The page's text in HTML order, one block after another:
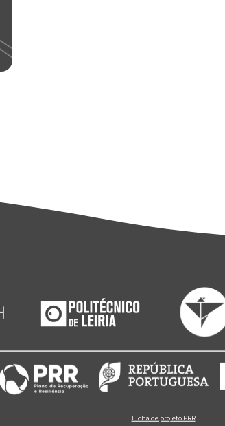
Ficha de projeto PRR